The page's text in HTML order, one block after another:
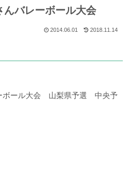
んバレーボール大会
2014.06.01 2018.11.14
ボール大会 山梨県予選 中央予